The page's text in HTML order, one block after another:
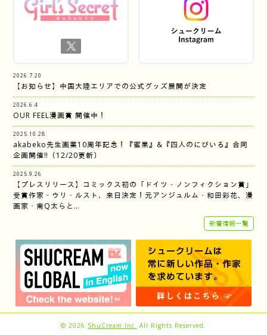
2026.7.20
【お知らせ】中国大陸エリアでの公式グッズ展開が決定
2026.6.4
OUR FEEL漫画賞 開催中！
2025.10.28
akabeko先生画業10周年記念！『蜜果』&『四人のにびいろ』合同
企画開催‼︎（12/20更新）
2025.9.26
【プレスリリース】コミックス初の「ドイツ・ノンフィクション賞」
受賞作家・ウリ・ルスト、来日決定！元アンジュルム・和田彩花、漫
画家・南Q太らと…
新着情報一覧
© 2026 ShuCream Inc. All Rights Reserved.